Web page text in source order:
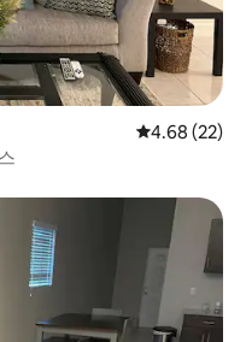
평점 4.68점(5
4.68 (22)